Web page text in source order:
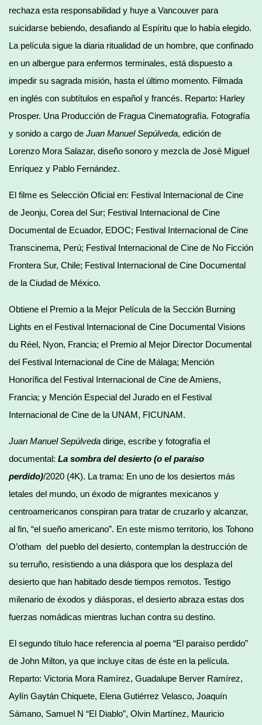
rechaza esta responsabilidad y huye a Vancouver para
suicidarse bebiendo, desafiando al Espíritu que lo había elegido.
La película sigue la diaria ritualidad de un hombre, que confinado
en un albergue para enfermos terminales, está dispuesto a
impedir su sagrada misión, hasta el último momento. Filmada
en inglés con subtítulos en español y francés. Reparto: Harley
Prosper. Una Producción de Fragua Cinematografía. Fotografía
y sonido a cargo de Juan Manuel Sepúlveda, edición de
Lorenzo Mora Salazar, diseño sonoro y mezcla de José Miguel
Enríquez y Pablo Fernández.
El filme es Selección Oficial en: Festival Internacional de Cine
de Jeonju, Corea del Sur; Festival Internacional de Cine
Documental de Ecuador, EDOC; Festival Internacional de Cine
Transcinema, Perú; Festival Internacional de Cine de No Ficción
Frontera Sur, Chile; Festival Internacional de Cine Documental
de la Ciudad de México.
Obtiene el Premio a la Mejor Película de la Sección Burning
Lights en el Festival Internacional de Cine Documental Visions
du Réel, Nyon, Francia; el Premio al Mejor Director Documental
del Festival Internacional de Cine de Málaga; Mención
Honorífica del Festival Internacional de Cine de Amiens,
Francia; y Mención Especial del Jurado en el Festival
Internacional de Cine de la UNAM, FICUNAM.
Juan Manuel Sepúlveda dirige, escribe y fotografía el
documental: La sombra del desierto (o el paraíso
perdido)/2020 (4K). La trama: En uno de los desiertos más
letales del mundo, un éxodo de migrantes mexicanos y
centroamericanos conspiran para tratar de cruzarlo y alcanzar,
al fin, “el sueño americano”. En este mismo territorio, los Tohono
O’otham del pueblo del desierto, contemplan la destrucción de
su terruño, resistiendo a una diáspora que los desplaza del
desierto que han habitado desde tiempos remotos. Testigo
milenario de éxodos y diásporas, el desierto abraza estas dos
fuerzas nomádicas mientras luchan contra su destino.
El segundo título hace referencia al poema “El paraíso perdido”
de John Milton, ya que incluye citas de éste en la película.
Reparto: Victoria Mora Ramírez, Guadalupe Berver Ramírez,
Aylín Gaytán Chiquete, Elena Gutiérrez Velasco, Joaquín
Sámano, Samuel N “El Diablo”, Olvin Martínez, Mauricio